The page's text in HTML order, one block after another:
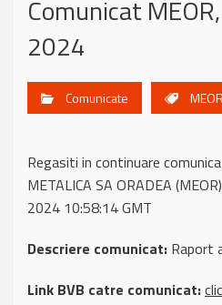
Comunicat
2024
Comunicate MEOR
Regasiti in continuare
METALICA SA ORADEA
2024 10:58:14 GMT
Descriere comunicat: Raport
Link BVB catre comunicat: